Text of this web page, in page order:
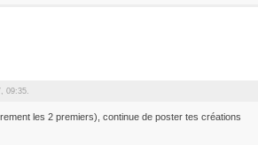
09:35.
les 2 premiers), continue de poster tes créations